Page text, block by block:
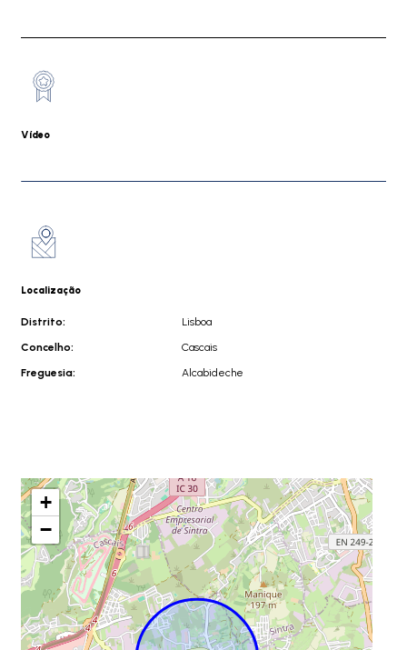
Vídeo
Localização
Distrito:
Lisboa
Concelho:
Cascais
Freguesia:
Alcabideche
+
−